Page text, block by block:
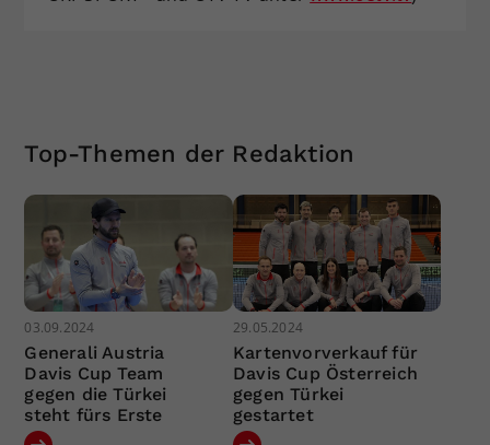
Top-Themen der Redaktion
03.09.2024
Generali Austria
Davis Cup Team
gegen die Türkei
steht fürs Erste
29.05.2024
Kartenvorverkauf für
Davis Cup Österreich
gegen Türkei
gestartet